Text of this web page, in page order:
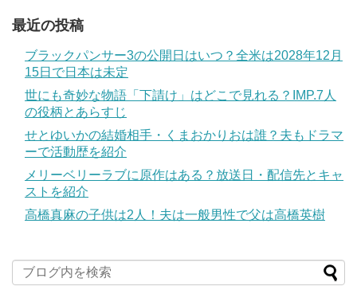
最近の投稿
ブラックパンサー3の公開日はいつ？全米は2028年12月
15日で日本は未定
世にも奇妙な物語「下請け」はどこで見れる？IMP.7人
の役柄とあらすじ
せとゆいかの結婚相手・くまおかりおは誰？夫もドラマ
ーで活動歴を紹介
メリーベリーラブに原作はある？放送日・配信先とキャ
ストを紹介
高橋真麻の子供は2人！夫は一般男性で父は高橋英樹